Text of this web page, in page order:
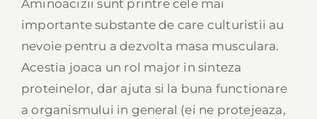
Aminoacizii sunt printre cele mai
importante substante de care culturistii au
nevoie pentru a dezvolta masa musculara.
Acestia joaca un rol major in sinteza
proteinelor, dar ajuta si la buna functionare
a organismului in general (ei ne protejeaza,